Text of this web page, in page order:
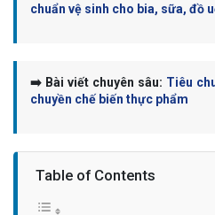
chuẩn vệ sinh cho bia, sữa, đồ
➡️ Bài viết chuyên sâu: Tiêu
chuyền chế biến thực phẩm
Table of Contents